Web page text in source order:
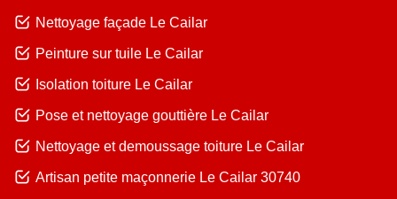
Nettoyage façade Le Cailar
Peinture sur tuile Le Cailar
Isolation toiture Le Cailar
Pose et nettoyage gouttière Le Cailar
Nettoyage et demoussage toiture Le Cailar
Artisan petite maçonnerie Le Cailar 30740